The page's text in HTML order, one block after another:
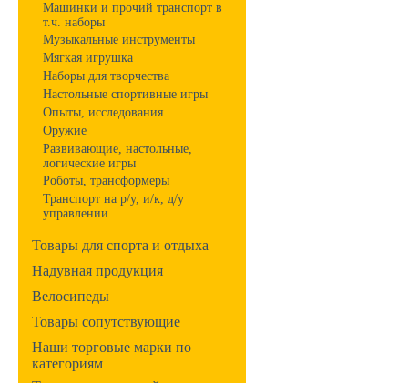
Машинки и прочий транспорт в
т.ч. наборы
Музыкальные инструменты
Мягкая игрушка
Наборы для творчества
Настольные спортивные игры
Опыты, исследования
Оружие
Развивающие, настольные,
логические игры
Роботы, трансформеры
Транспорт на р/у, и/к, д/у
управлении
Товары для спорта и отдыха
Надувная продукция
Велосипеды
Товары сопутствующие
Наши торговые марки по
категориям